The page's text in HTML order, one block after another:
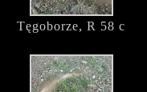
Tęgoborze, R 58 c